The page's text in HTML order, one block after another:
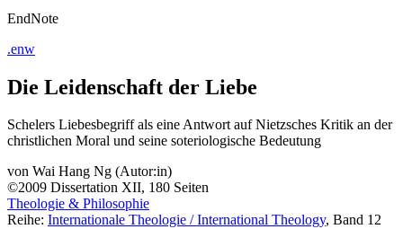
EndNote
.enw
Die Leidenschaft der Liebe
Schelers Liebesbegriff als eine Antwort auf Nietzsches Kritik an der
christlichen Moral und seine soteriologische Bedeutung
von Wai Hang Ng (Autor:in)
©2009 Dissertation XII, 180 Seiten
Theologie & Philosophie
Reihe: Internationale Theologie / International Theology, Band 12